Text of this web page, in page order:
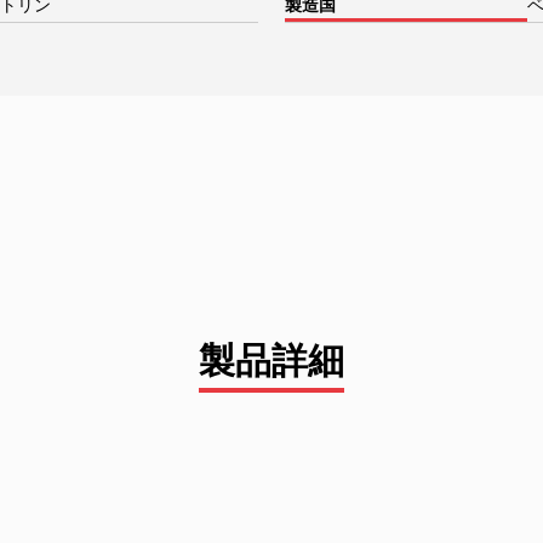
リン 製造国
製品詳細